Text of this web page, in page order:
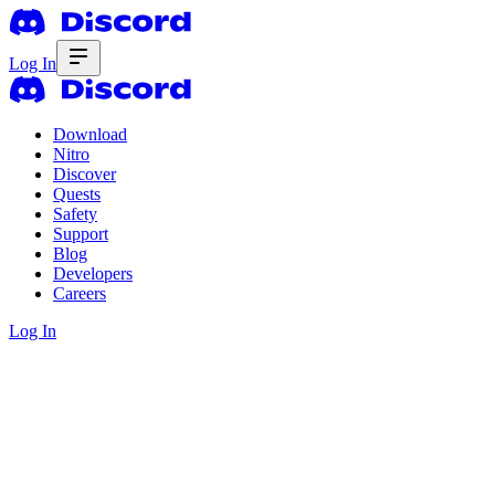
Log In
Download
Nitro
Discover
Quests
Safety
Support
Blog
Developers
Careers
Log In